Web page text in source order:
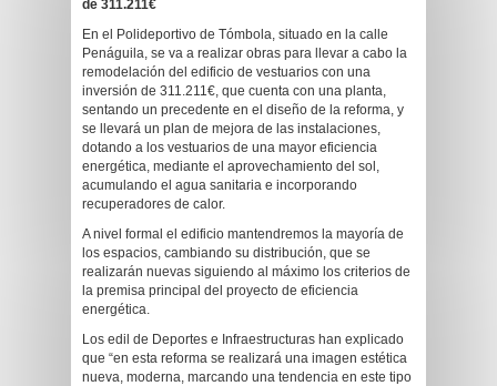
de 311.211€
En el Polideportivo de Tómbola, situado en la calle
Penáguila, se va a realizar obras para llevar a cabo la
remodelación del edificio de vestuarios con una
inversión de 311.211€, que cuenta con una planta,
sentando un precedente en el diseño de la reforma, y
se llevará un plan de mejora de las instalaciones,
dotando a los vestuarios de una mayor eficiencia
energética, mediante el aprovechamiento del sol,
acumulando el agua sanitaria e incorporando
recuperadores de calor.
A nivel formal el edificio mantendremos la mayoría de
los espacios, cambiando su distribución, que se
realizarán nuevas siguiendo al máximo los criterios de
la premisa principal del proyecto de eficiencia
energética.
Los edil de Deportes e Infraestructuras han explicado
que “en esta reforma se realizará una imagen estética
nueva, moderna, marcando una tendencia en este tipo